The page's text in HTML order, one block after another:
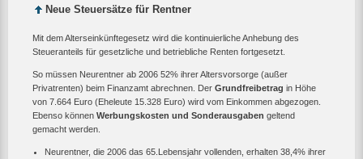
Neue Steuersätze für Rentner
Mit dem Alterseinkünftegesetz wird die kontinuierliche Anhebung des
Steueranteils für gesetzliche und betriebliche Renten fortgesetzt.
So müssen Neurentner ab 2006 52% ihrer Altersvorsorge (außer
Privatrenten) beim Finanzamt abrechnen. Der Grundfreibetrag in Höhe
von 7.664 Euro (Eheleute 15.328 Euro) wird vom Einkommen abgezogen.
Ebenso können Werbungskosten und Sonderausgaben geltend
gemacht werden.
Neurentner, die 2006 das 65.Lebensjahr vollenden, erhalten 38,4% ihrer